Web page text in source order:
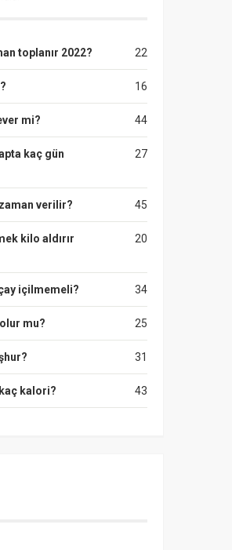
22
toplanır 2022?
16
44
mi?
27
kaç gün
45
zaman verilir?
20
kilo aldırır
34
içilmemeli?
25
mu?
31
43
kalori?